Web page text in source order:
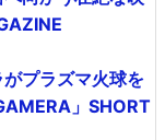
プラズマ火球を
」SHORT